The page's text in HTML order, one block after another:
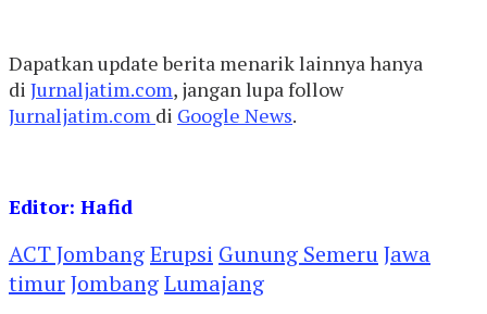
Dapatkan update berita menarik lainnya hanya
di Jurnaljatim.com, jangan lupa follow
Jurnaljatim.com di Google News.
Editor: Hafid
ACT JombangErupsi Gunung SemeruJawa
timurJombangLumajang